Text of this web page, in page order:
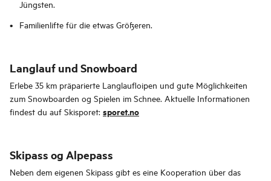
Jüngsten.
Familienlifte für die etwas Größeren.
Langlauf und Snowboard
Erlebe 35 km präparierte Langlaufloipen und gute Möglichkeiten
zum Snowboarden og Spielen im Schnee. Aktuelle Informationen
findest du auf Skisporet: sporet.no
Skipass og Alpepass
Neben dem eigenen Skipass gibt es eine Kooperation über das